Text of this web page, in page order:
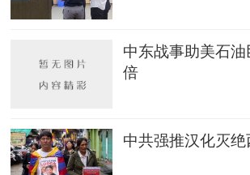
中东战事助美石
倍
中共强推汉化灭